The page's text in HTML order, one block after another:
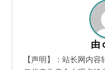
由
【声明】：站长网内